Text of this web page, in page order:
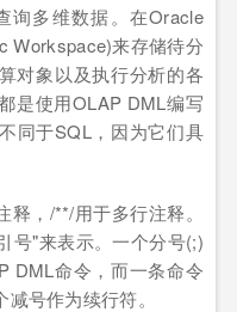
询多维数据。在Oracle
Workspace)来存储待分
对象以及执行分析的各
是使用OLAP DML编写
同于SQL，因为它们具
，/**/用于多行注释。
号"来表示。一个分号(;)
DML命令，而一条命令
号作为续行符。